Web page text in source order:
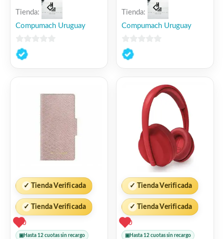
Tienda:
Compumach Uruguay
0
de
Tienda:
Compumach Uruguay
0
de
✓ Tienda Verificada
✓ Tienda Verificada
0
▣ Hasta 12 cuotas sin recargo
✓ Tienda Verificada
✓ Tienda Verificada
0
▣ Hasta 12 cuotas sin recargo